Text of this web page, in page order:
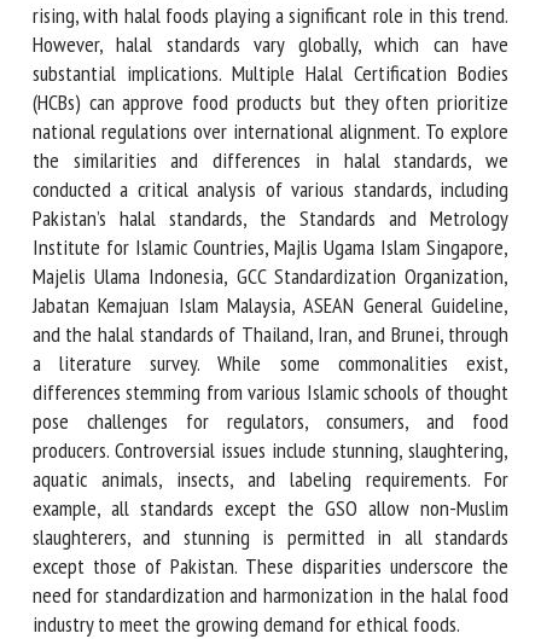
Résumé en anglais (original) : The demand for ethical foods
is rising, with halal foods playing a significant role in this
trend. However, halal standards vary globally, which can
have substantial implications. Multiple Halal Certification
Bodies (HCBs) can approve food products but they often
prioritize national regulations over international alignment.
To explore the similarities and differences in halal
standards, we conducted a critical analysis of various
standards, including Pakistan’s halal standards, the
Standards and Metrology Institute for Islamic Countries,
Majlis Ugama Islam Singapore, Majelis Ulama Indonesia, GCC
Standardization Organization, Jabatan Kemajuan Islam
Malaysia, ASEAN General Guideline, and the halal standards
of Thailand, Iran, and Brunei, through a literature survey.
While some commonalities exist, differences stemming
from various Islamic schools of thought pose challenges for
regulators, consumers, and food producers. Controversial
issues include stunning, slaughtering, aquatic animals,
insects, and labeling requirements. For example, all
standards except the GSO allow non-Muslim slaughterers,
and stunning is permitted in all standards except those of
Pakistan. These disparities underscore the need for